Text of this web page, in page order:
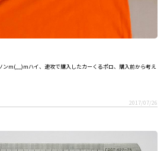
ンm(__)mハイ、速攻で購入したカーくるポロ、購入前から考え
2017/07/26